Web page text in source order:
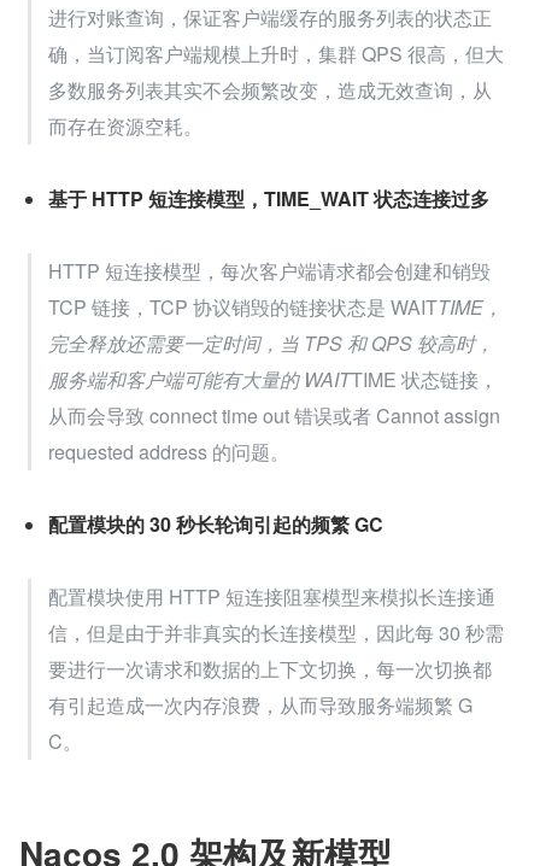
进行对账查询，保证客户端缓存的服务列表的状态正
确，当订阅客户端规模上升时，集群 QPS 很高，但大
多数服务列表其实不会频繁改变，造成无效查询，从
而存在资源空耗。
基于 HTTP 短连接模型，TIME_WAIT 状态连接过多
HTTP 短连接模型，每次客户端请求都会创建和销毁
TCP 链接，TCP 协议销毁的链接状态是 WAITTIME，
完全释放还需要一定时间，当 TPS 和 QPS 较高时，
服务端和客户端可能有大量的 WAITTIME 状态链接，
从而会导致 connect time out 错误或者 Cannot assign
requested address 的问题。
配置模块的 30 秒长轮询引起的频繁 GC
配置模块使用 HTTP 短连接阻塞模型来模拟长连接通
信，但是由于并非真实的长连接模型，因此每 30 秒需
要进行一次请求和数据的上下文切换，每一次切换都
有引起造成一次内存浪费，从而导致服务端频繁 G
C。
Nacos 2.0 架构及新模型